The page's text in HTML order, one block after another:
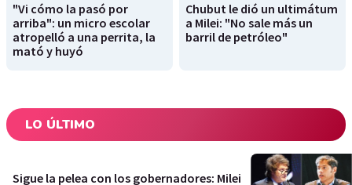
"Vi cómo la pasó por
arriba": un micro escolar
atropelló a una perrita, la
mató y huyó
Chubut le dió un ultimátum
a Milei: "No sale más un
barril de petróleo"
LO ÚLTIMO
Sigue la pelea con los gobernadores: Milei